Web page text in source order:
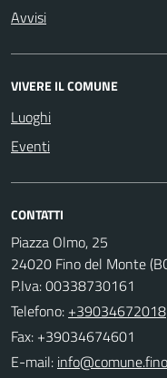
Avvisi
VIVERE IL COMUNE
Luoghi
Eventi
CONTATTI
Piazza Olmo, 25
24020 Fino del Monte
P.Iva: 00338730161
Telefono: +39034672018
Fax: +39034674601
E-mail: